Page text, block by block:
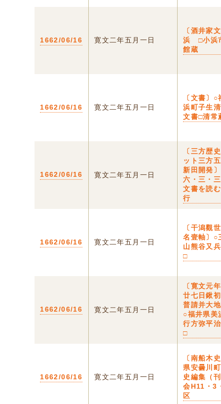
1662/06/16 寛文二年五月一日
〔酒井家
浜 □小浜
館蔵
1662/06/16 寛文二年五月一日
〔文書〕
浜町子生
文書□清常
1662/06/16 寛文二年五月一日
〔三方歴
ット三方
新田開発
六・三・
文書を読
行
1662/06/16 寛文二年五月一日
〔干潟觀
名壹軸〕○
山熊谷又
□
1662/06/16 寛文二年五月一日
〔寛文元
廿七日鍬
普請并大
○福井県美
行方弥平
□
1662/06/16 寛文二年五月一日
〔南船木
県安曇川
史編集（
会H11・3
区